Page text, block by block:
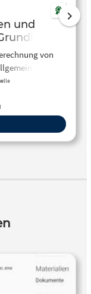
und
von
gezeigt
zwischen …